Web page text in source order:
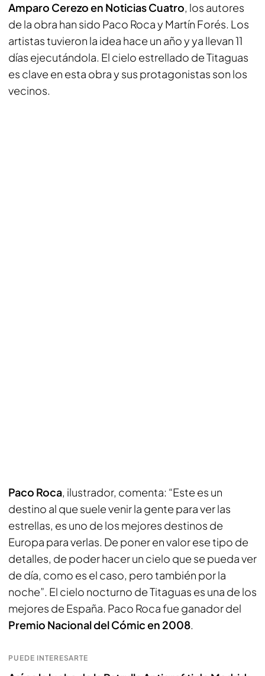
Amparo Cerezo en Noticias Cuatro, los autores
de la obra han sido Paco Roca y Martín Forés. Los
artistas tuvieron la idea hace un año y ya llevan 11
días ejecutándola. El cielo estrellado de Titaguas
es clave en esta obra y sus protagonistas son los
vecinos.
Paco Roca, ilustrador, comenta: “Este es un
destino al que suele venir la gente para ver las
estrellas, es uno de los mejores destinos de
Europa para verlas. De poner en valor ese tipo de
detalles, de poder hacer un cielo que se pueda ver
de día, como es el caso, pero también por la
noche”. El cielo nocturno de Titaguas es una de los
mejores de España. Paco Roca fue ganador del
Premio Nacional del Cómic en 2008.
PUEDE INTERESARTE